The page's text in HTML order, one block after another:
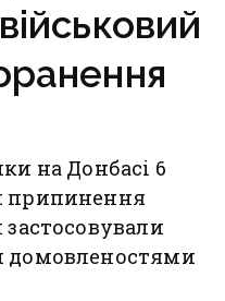
на Донбасі 6
припинення
домовленостями